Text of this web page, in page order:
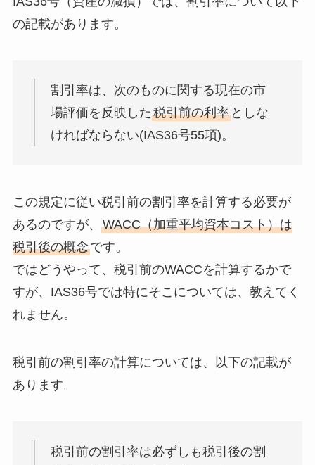
の記載があります。
割引率は、次のものに関する現在の市
場評価を反映した税引前の利率としな
ければならない(IAS36号55項)。
この規定に従い税引前の割引率を計算する必要が
あるのですが、 WACC（加重平均資本コスト）は
税引後の概念です。
ではどうやって、税引前のWACCを計算するかで
すが、IAS36号では特にそこについては、教えてく
れません。
税引前の割引率の計算については、以下の記載が
あります。
税引前の割引率は必ずしも税引後の割